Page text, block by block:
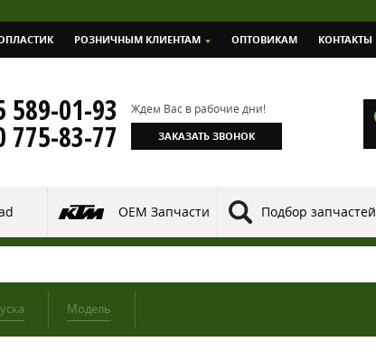
РОЗНИЧНЫМ КЛИЕНТАМ ОПТОВИКАМ КОНТАКТЫ
589-01-93
775-83-77
Ждем Вас в рабочие дни!
ЗАКАЗАТЬ ЗВОНОК
OEM Запчасти Подбор запчастей
Модель